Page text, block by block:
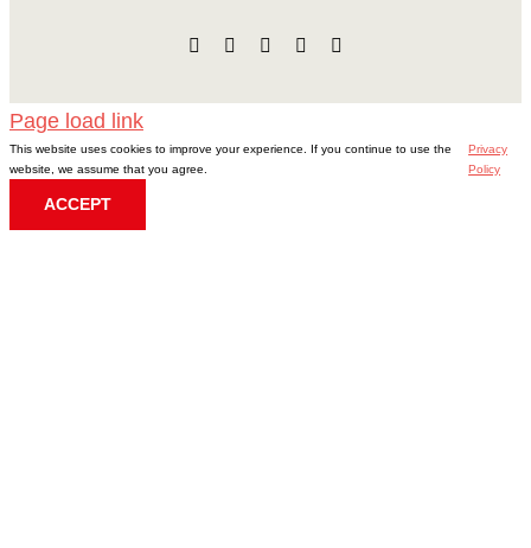
FacebookInstagram LinkedIn
Page load link
This website uses cookies to improve your experience. If you continue to use the
website, we assume that you agree.
Privacy
Policy
ACCEPT